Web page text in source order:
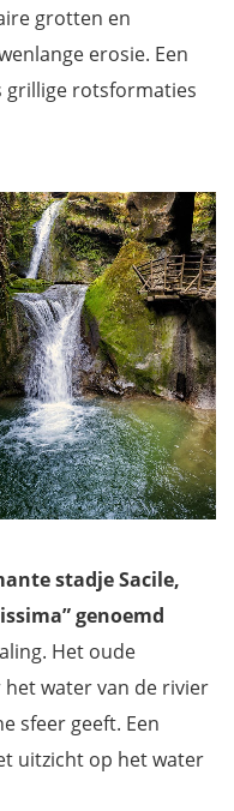
grotten en
erosie. Een
grillige rotsformaties
stadje Sacile,
genoemd
Het oude
water van de rivier
sfeer geeft. Een
uitzicht op het water